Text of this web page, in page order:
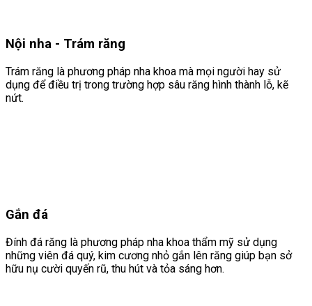
Nội nha - Trám răng
Trám răng là phương pháp nha khoa mà mọi người hay sử
dụng để điều trị trong trường hợp sâu răng hình thành lỗ, kẽ
nứt.
Gắn đá
Đính đá răng là phương pháp nha khoa thẩm mỹ sử dụng
những viên đá quý, kim cương nhỏ gắn lên răng giúp bạn sở
hữu nụ cười quyến rũ, thu hút và tỏa sáng hơn.